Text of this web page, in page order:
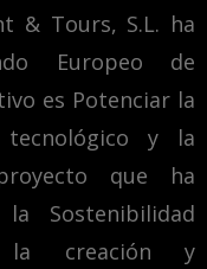
& Tours, S.L. ha
Europeo de
es Potenciar la
tecnológico y la
que ha
Sostenibilidad
la creación y